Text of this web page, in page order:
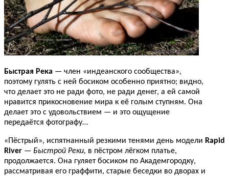
Быстрая Река — член «индеанского сообщества»,
поэтому гулять с ней босиком особенно приятно; видно,
что делает это не ради фото, не ради денег, а ей самой
нравится прикосновение мира к её голым ступням. Она
делает это с удовольствием — и это ощущение
передаётся фотографу…
«Пёстрый», испятнанный резкими тенями день модели Rapid
River — Быстрой Реки, в пёстром лёгком платье,
продолжается. Она гуляет босиком по Академгородку,
рассматривая его граффити, старые беседки во дворах и